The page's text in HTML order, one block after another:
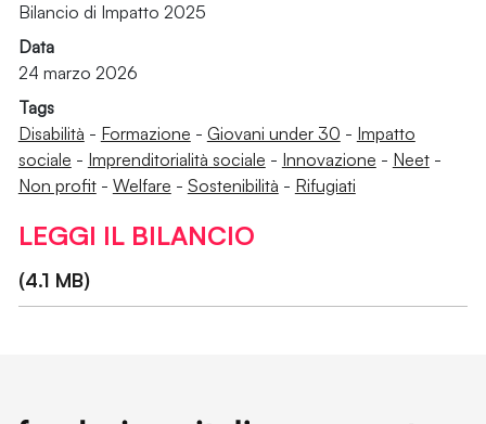
Bilancio di Impatto 2025
Data
24 marzo 2026
Tags
Disabilità - Formazione - Giovani under 30 - Impatto
sociale - Imprenditorialità sociale - Innovazione - Neet-
Non profit- Welfare - Sostenibilità - Rifugiati
LEGGI IL BILANCIO
(4.1 MB)